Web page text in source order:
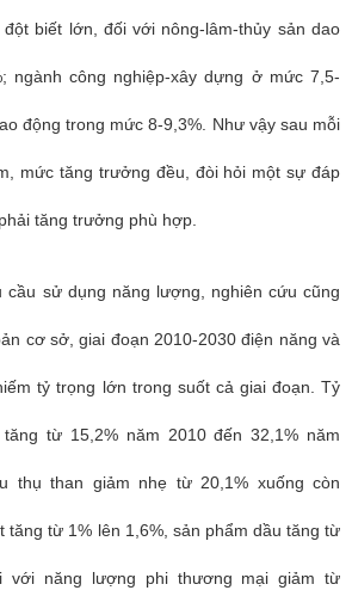
biết lớn, đối với nông-lâm-thủy sản dao
ngành công nghiệp-xây dựng ở mức 7,5-
động trong mức 8-9,3%. Như vậy sau mỗi
mức tăng trưởng đều, đòi hỏi một sự đáp
tăng trưởng phù hợp.
sử dụng năng lượng, nghiên cứu cũng
cơ sở, giai đoạn 2010-2030 điện năng và
tỷ trọng lớn trong suốt cả giai đoạn. Tỷ
từ 15,2% năm 2010 đến 32,1% năm
thụ than giảm nhẹ từ 20,1% xuống còn
tăng từ 1% lên 1,6%, sản phẩm dầu tăng từ
với năng lượng phi thương mại giảm từ